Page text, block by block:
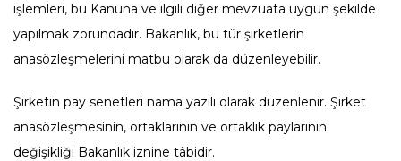
işlemleri, bu Kanuna ve ilgili diğer mevzuata uygun şekilde
yapılmak zorundadır. Bakanlık, bu tür şirketlerin
anasözleşmelerini matbu olarak da düzenleyebilir.
Şirketin pay senetleri nama yazılı olarak düzenlenir. Şirket
anasözleşmesinin, ortaklarının ve ortaklık paylarının
değişikliği Bakanlık iznine tâbidir.